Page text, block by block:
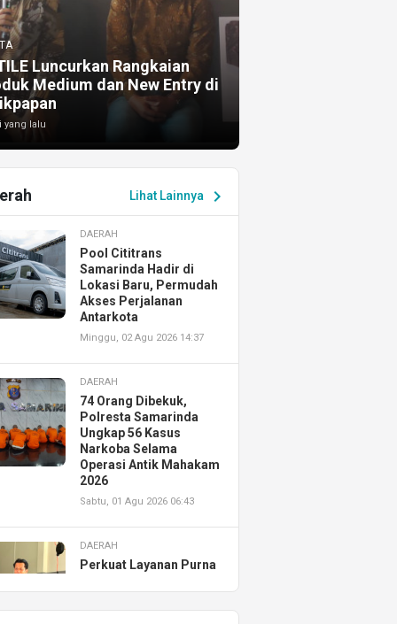
Luncurkan Rangkaian
Medium dan New Entry di
yang lalu
Lihat Lainnya chevron_right
DAERAH
Pool Cititrans
Samarinda Hadir di
Lokasi Baru, Permudah
Akses Perjalanan
Antarkota
Minggu, 02 Agu 2026 14:37
DAERAH
74 Orang Dibekuk,
Polresta Samarinda
Ungkap 56 Kasus
Narkoba Selama
Operasi Antik Mahakam
2026
Sabtu, 01 Agu 2026 06:43
DAERAH
Perkuat Layanan Purna
Resmikan AHASS